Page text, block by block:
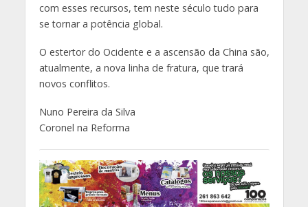
com esses recursos, tem neste século tudo para
se tornar a potência global.
O estertor do Ocidente e a ascensão da China são,
atualmente, a nova linha de fratura, que trará
novos conflitos.
Nuno Pereira da Silva
Coronel na Reforma